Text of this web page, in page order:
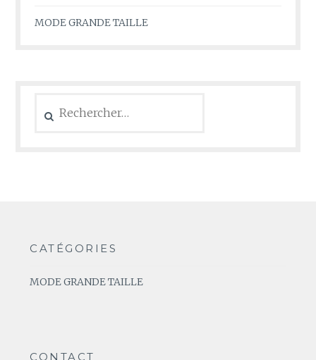
MODE GRANDE TAILLE
CATÉGORIES
MODE GRANDE TAILLE
CONTACT